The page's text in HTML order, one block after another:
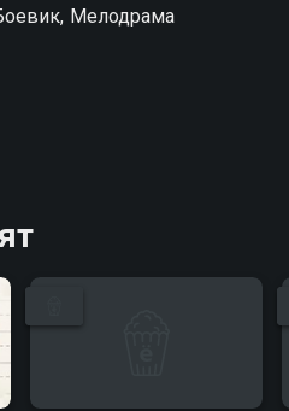
Мелодрама